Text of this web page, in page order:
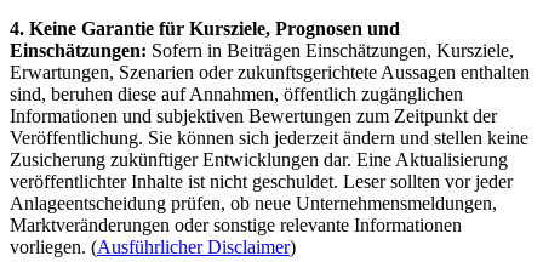
4. Keine Garantie für Kursziele, Prognosen und
Einschätzungen: Sofern in Beiträgen Einschätzungen, Kursziele,
Erwartungen, Szenarien oder zukunftsgerichtete Aussagen enthalten
sind, beruhen diese auf Annahmen, öffentlich zugänglichen
Informationen und subjektiven Bewertungen zum Zeitpunkt der
Veröffentlichung. Sie können sich jederzeit ändern und stellen keine
Zusicherung zukünftiger Entwicklungen dar. Eine Aktualisierung
veröffentlichter Inhalte ist nicht geschuldet. Leser sollten vor jeder
Anlageentscheidung prüfen, ob neue Unternehmensmeldungen,
Marktveränderungen oder sonstige relevante Informationen
vorliegen. (Ausführlicher Disclaimer)